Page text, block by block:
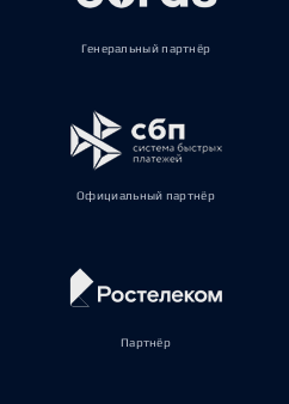
Генеральный партнёр
Официальный партнёр
Партнёр